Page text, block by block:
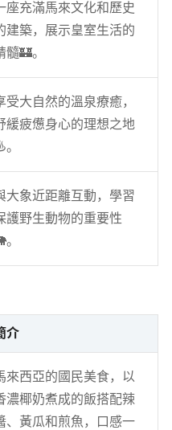
座充滿馬來文化和歷史
建築，展示皇室生活的
髓🏰。
受大自然的溫泉療癒，
緩疲憊身心的理想之地
大象近距離互動，學習
護野生動物的重要性
。
介
來西亞的國民美食，以
濃椰奶煮成的飯搭配辣
、黃瓜和煎魚，口感一